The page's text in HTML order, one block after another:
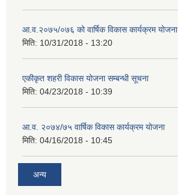
आ.व.२०७५/०७६ को वार्षिक विकास कार्यक्रम योजना
मिति: 10/31/2018 - 13:20
एकीकृत शहरी विकास योजना सम्बन्धी सूचना
मिति: 04/23/2018 - 10:39
आ.व. २०७४/७५ वार्षिक विकास कार्यक्रम योजना
मिति: 04/16/2018 - 10:45
अन्य